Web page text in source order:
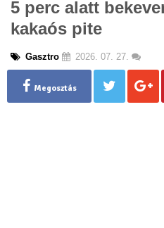
5 perc alatt
kakaós pite
Gasztro 2026. 07. 27.
Megosztás